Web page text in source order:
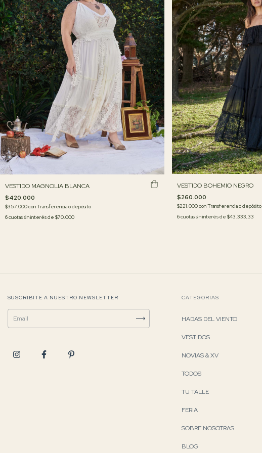
VESTIDO MAGNOLIA BLANCA
$420.000
$357.000conTransferencia o depósito
6cuotas sin interés de $70.000
VESTIDO BOHEMIO NEGRO
$260.000
$221.000conTransferencia o depósito
6cuotas sin interés de $43.333,33
SUSCRIBITE A NUESTRO NEWSLETTER CATEGORÍAS
HADAS DEL VIENTO
VESTIDOS
NOVIAS & XV
TODOS
TU TALLE
FERIA
SOBRE NOSOTRAS
BLOG